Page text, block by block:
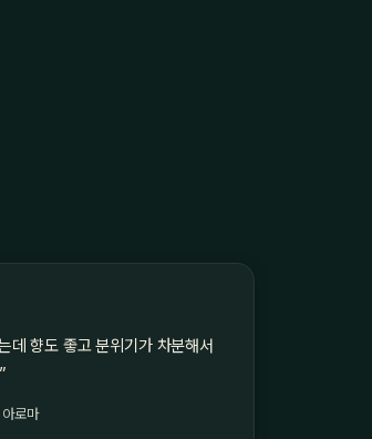
데 향도 좋고 분위기가 차분해서
아로마